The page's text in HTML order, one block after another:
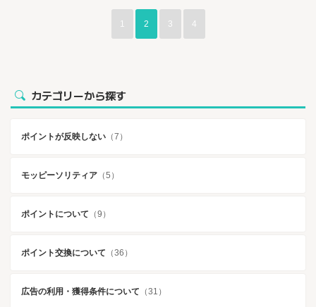
1 2 3 4
カテゴリーから探す
ポイントが反映しない （7）
モッピーソリティア （5）
ポイントについて （9）
ポイント交換について （36）
広告の利用・獲得条件について （31）